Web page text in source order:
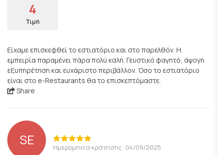
4
Τιμή
Είχαμε επισκεφθεί το εστιατόριο και στο παρελθόν. Η
εμπειρία παραμένει πάρα πολύ καλή. Γευστικό φαγητό, άψογη
εξυπηρέτηση και ευχάριστο περιβάλλον. Όσο το εστιατόριο
είναι στο e-Restaurants θα το επισκεπτόμαστε.
Share
SE Ημερομηνία κράτησης: 04/09/2025